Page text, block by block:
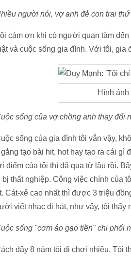
người nói, vợ anh đẻ con trai
cảm ơn khi có người quan tâm
và cuộc sống gia đình. Với tôi, gia
Hình
sống của vợ chồng anh thay đổi
sống của gia đình tôi vẫn vậy,
tạo bài hit, hot hay tạo ra cái
điểm của tôi thì đã qua từ lâu rồi.
bị thất nghiệp. Công việc chính của
Cát-xê cao nhất thì được 3 triệu
viết nhạc đi hát, như vậy, tôi thấy
sống "cơm áo gạo tiền" chi phối
đây 8 năm tôi đi chơi nhiều. Tôi